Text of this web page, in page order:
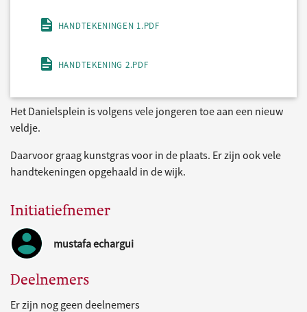
HANDTEKENINGEN 1.PDF
HANDTEKENING 2.PDF
Het Danielsplein is volgens vele jongeren toe aan een nieuw
veldje.
Daarvoor graag kunstgras voor in de plaats. Er zijn ook vele
handtekeningen opgehaald in de wijk.
Initiatiefnemer
mustafa echargui
Deelnemers
Er zijn nog geen deelnemers